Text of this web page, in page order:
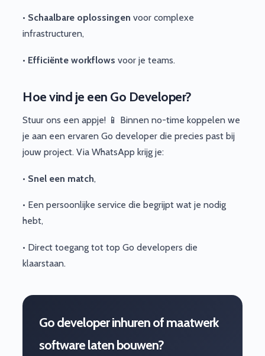
• Schaalbare oplossingen voor complexe
infrastructuren,
• Efficiënte workflows voor je teams.
Hoe vind je een Go Developer?
Stuur ons een appje! 📱 Binnen no-time koppelen we
je aan een ervaren Go developer die precies past bij
jouw project. Via WhatsApp krijg je:
• Snel een match,
• Een persoonlijke service die begrijpt wat je nodig
hebt,
• Direct toegang tot top Go developers die
klaarstaan.
Go developer inhuren of maatwerk
software laten bouwen?